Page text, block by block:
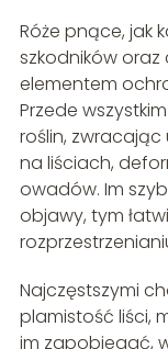
Róże pnące, jak
szkodników
elementem
Przede
roślin,
na liściach,
owadów. Im
objawy, tym
Najczęstszymi
plamistość liści,
im zapobiegać,